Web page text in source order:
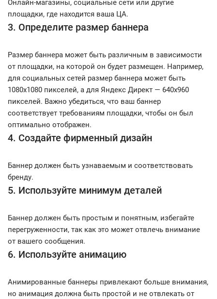
Онлайн-магазины, социальные сети или другие
площадки, где находится ваша ЦА.
3. Определите размер баннера
Размер баннера может быть различным в зависимости
от площадки, на которой он будет размещен. Например,
для социальных сетей размер баннера может быть
1080x1080 пикселей, а для Яндекс Директ — 640x960
пикселей. Важно убедиться, что ваш баннер
соответствует требованиям площадки, чтобы он был
оптимально отображен.
4. Создайте фирменный дизайн
Баннер должен быть узнаваемым и соответствовать
бренду.
5. Используйте минимум деталей
Баннер должен быть простым и понятным, избегайте
перегруженности, так как это может отвлечь внимание
от вашего сообщения.
6. Используйте анимацию
Анимированные баннеры привлекают больше внимания,
но анимация должна быть простой и не отвлекать от